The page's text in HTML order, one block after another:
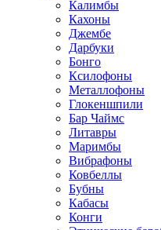
Калимбы
Кахоны
Джембе
Дарбуки
Бонго
Ксилофоны
Металлофоны
Глокеншпили
Бар Чаймс
Литавры
Маримбы
Вибрафоны
Ковбеллы
Бубны
Кабасы
Конги